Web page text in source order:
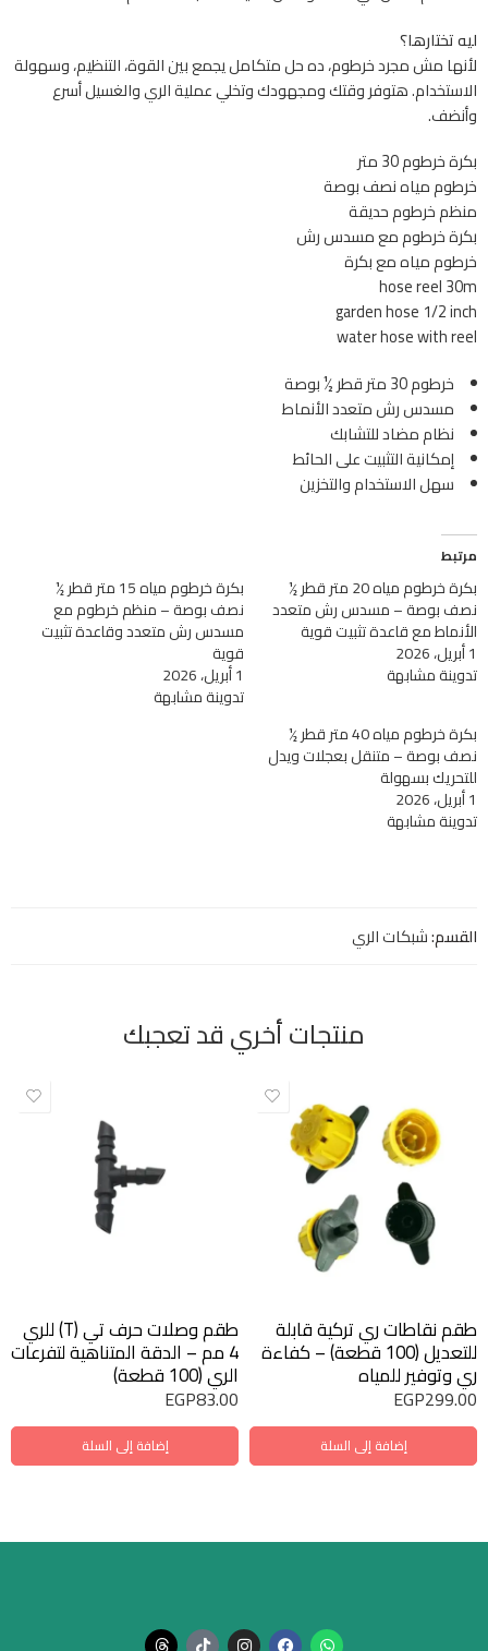
ليه تختارها؟
لأنها مش مجرد خرطوم، ده حل متكامل يجمع بين القوة، التنظيم، وسهولة
الاستخدام. هتوفر وقتك ومجهودك وتخلي عملية الري والغسيل أسرع
وأنضف.
بكرة خرطوم 30 متر
خرطوم مياه نصف بوصة
منظم خرطوم حديقة
بكرة خرطوم مع مسدس رش
خرطوم مياه مع بكرة
hose reel 30m
garden hose 1/2 inch
water hose with reel
خرطوم 30 متر قطر ½ بوصة
مسدس رش متعدد الأنماط
نظام مضاد للتشابك
إمكانية التثبيت على الحائط
سهل الاستخدام والتخزين
مرتبط
بكرة خرطوم مياه 20 متر قطر ½
نصف بوصة – مسدس رش متعدد
الأنماط مع قاعدة تثبيت قوية
1 أبريل، 2026
تدوينة مشابهة
بكرة خرطوم مياه 15 متر قطر ½
نصف بوصة – منظم خرطوم مع
مسدس رش متعدد وقاعدة تثبيت
قوية
1 أبريل، 2026
تدوينة مشابهة
بكرة خرطوم مياه 40 متر قطر ½
نصف بوصة – متنقل بعجلات ويدل
للتحريك بسهولة
1 أبريل، 2026
تدوينة مشابهة
القسم:شبكات الري
منتجات أخري قد تعجبك
طقم نقاطات ري تركية قابلة
للتعديل (100 قطعة) – كفاءة
ري وتوفير للمياه
EGP299.00
إضافة إلى السلة
طقم وصلات حرف تي (T) للري
4 مم – الدقة المتناهية لتفرعات
الري (100 قطعة)
EGP83.00
إضافة إلى السلة